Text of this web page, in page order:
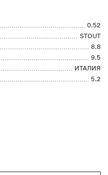
0.52
STOUT
8.8
9.5
ИТАЛИЯ
5.2